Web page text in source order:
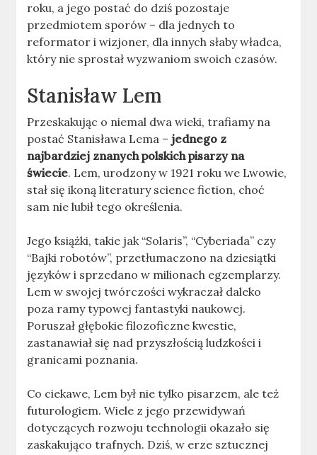
roku, a jego postać do dziś pozostaje
przedmiotem sporów – dla jednych to
reformator i wizjoner, dla innych słaby władca,
który nie sprostał wyzwaniom swoich czasów.
Stanisław Lem
Przeskakując o niemal dwa wieki, trafiamy na
postać Stanisława Lema – jednego z
najbardziej znanych polskich pisarzy na
świecie. Lem, urodzony w 1921 roku we Lwowie,
stał się ikoną literatury science fiction, choć
sam nie lubił tego określenia.
Jego książki, takie jak “Solaris”, “Cyberiada” czy
“Bajki robotów”, przetłumaczono na dziesiątki
języków i sprzedano w milionach egzemplarzy.
Lem w swojej twórczości wykraczał daleko
poza ramy typowej fantastyki naukowej.
Poruszał głębokie filozoficzne kwestie,
zastanawiał się nad przyszłością ludzkości i
granicami poznania.
Co ciekawe, Lem był nie tylko pisarzem, ale też
futurologiem. Wiele z jego przewidywań
dotyczących rozwoju technologii okazało się
zaskakująco trafnych. Dziś, w erze sztucznej